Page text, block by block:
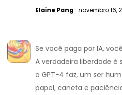
Elaine Pang- novembro 16,
Se você paga por IA,
A verdadeira liberdade é
o GPT-4 faz, um ser
papel, caneta e